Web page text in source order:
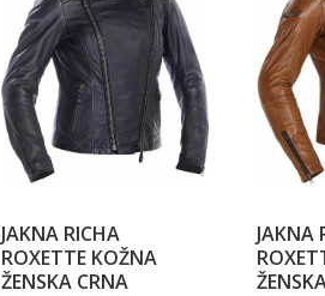
JAKNA RICHA
ROXETTE KOŽNA
ŽENSKA CRNA
JAKNA